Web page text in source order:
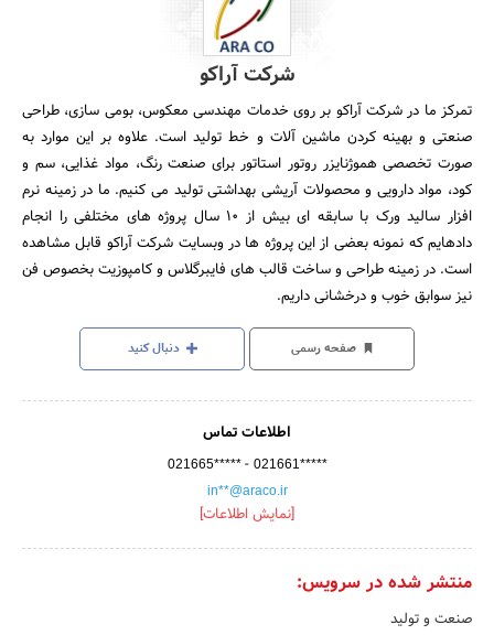
شرکت آراکو
تمرکز ما در شرکت آراکو بر روی خدمات مهندسی معکوس، بومی سازی، طراحی
صنعتی و بهینه کردن ماشین آلات و خط تولید است. علاوه بر این موارد به
صورت تخصصی هموژنایزر روتور استاتور برای صنعت رنگ، مواد غذایی، سم و
کود، مواد دارویی و محصولات آریشی بهداشتی تولید می کنیم. ما در زمینه نرم
افزار سالید ورک با سابقه ای بیش از 10 سال پروژه های مختلفی را انجام
دادهایم که نمونه بعضی از این پروژه ها در وبسایت شرکت آراکو قابل مشاهده
است. در زمینه طراحی و ساخت قالب های فایبرگلاس و کامپوزیت بخصوص فن
نیز سوابق خوب و درخشانی داریم.
صفحه رسمی دنبال کنید
اطلاعات تماس
021665***** - 021661*****
in**@araco.ir
[نمایش اطلاعات]
منتشر شده در سرویس:
صنعت و تولید